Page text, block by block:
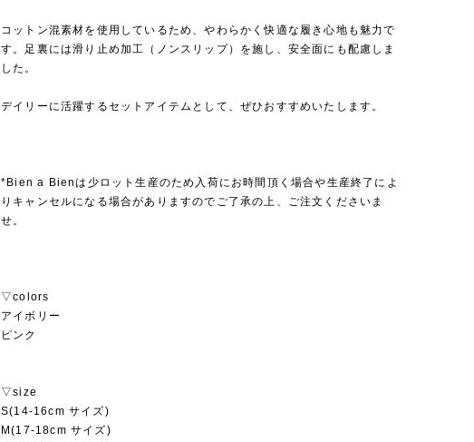
コットン混素材を使用しているため、やわらかく快適な履き心地も魅力で
す。足裏には滑り止め加工（ノンスリップ）を施し、安全面にも配慮しま
した。
デイリーに活躍するセットアイテムとして、ぜひおすすめいたします。
*Bien a Bienは少ロット生産のため入荷にお時間頂く場合や生産終了によ
りキャンセルになる場合がありますのでご了承の上、ご注文くださいま
せ。
▽colors
アイボリー
ピンク
▽size
S(14-16cm サイズ)
M(17-18cm サイズ)